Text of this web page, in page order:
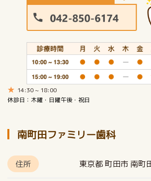
14:30 ~ 18:00
休診日：木曜・日曜午後・祝日
南町田ファミリー歯科
住所 東京都 町田市 南